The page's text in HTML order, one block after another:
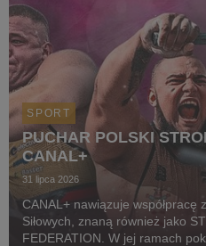
SPORT
PUCHAR POLSKI
CANAL+
31 lipca 2026
CANAL+ nawiązuje współpracę
Siłowych, znaną również jako
FEDERATION. W jej ramach